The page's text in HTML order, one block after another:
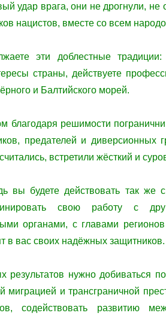
удар врага, они не дрогнули, не
нацистов, вместе со всем
эти доблестные
страны, действуете
и Балтийского морей.
благодаря решимости
предателей и диверсионных
встретили жёсткий и
вы будете действовать так
свою работу с
органами, с главами
в вас своих надёжных защитников.
результатов нужно добиваться
миграцией и трансграничной
содействовать развитию